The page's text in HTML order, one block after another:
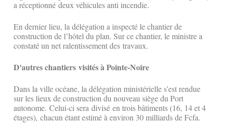
a réceptionné deux véhicules anti incendie.
En dernier lieu, la délégation a inspecté le chantier de
construction de l’hôtel du plan. Sur ce chantier, le ministre a
constaté un net ralentissement des travaux.
D'autres chantiers visités à Pointe-Noire
Dans la ville océane, la délégation ministérielle s'est rendue
sur les lieux de construction du nouveau siège du Port
autonome. Celui-ci sera divisé en trois bâtiments (16, 14 et 4
étages), chacun étant estimé à environ 30 milliards de Fcfa.